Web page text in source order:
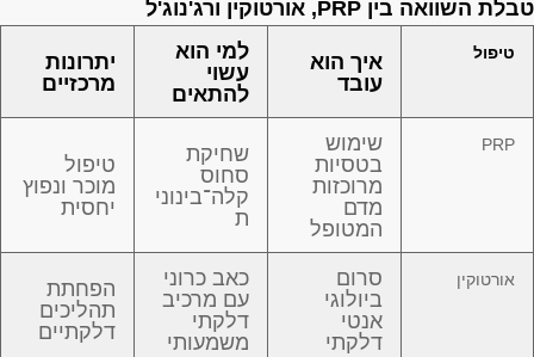
טבלת השוואה בין PRP, אורטוקין ורג'נוג'ל
טיפול איך הוא
עובד
למי הוא
עשוי
להתאים
יתרונות
מרכזיים
PRP שימוש
בטסיות
מרוכזות
מדם
המטופל
שחיקת
סחוס
קלה־בינוני
ת
טיפול
מוכר ונפוץ
יחסית
אורטוקין סרום
ביולוגי
אנטי
דלקתי
כאב כרוני
עם מרכיב
דלקתי
משמעותי
הפחתת
תהליכים
דלקתיים